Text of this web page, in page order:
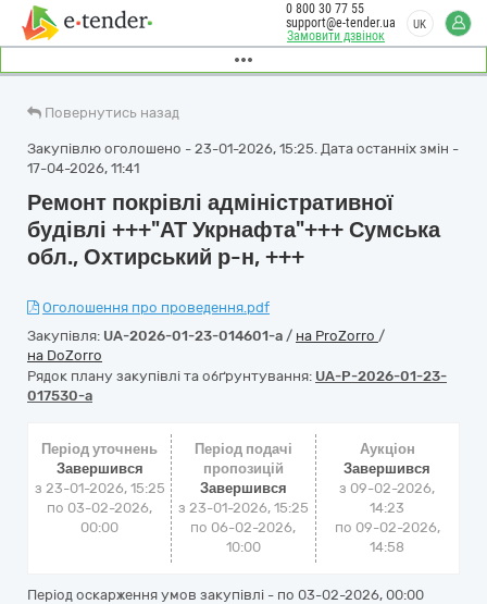
Замовити дзвінок
0 800 30 77 55
support@e-tender.ua
UK
Повернутись назад
Закупівлю оголошено - 23-01-2026, 15:25. Дата останніх змін -
17-04-2026, 11:41
Ремонт покрівлі адміністративної
будівлі +++"АТ Укрнафта"+++ Сумська
обл., Охтирський р-н, +++
Оголошення про проведення.pdf
Закупівля: UA-2026-01-23-014601-a / на ProZorro /
на DoZorro
Рядок плану закупівлі та обґрунтування: UA-P-2026-01-23-
017530-a
Період уточнень
Завершився
з 23-01-2026, 15:25
по 03-02-2026,
00:00
Період подачі
пропозицій
Завершився
з 23-01-2026, 15:25
по 06-02-2026,
10:00
Аукціон
Завершився
з 09-02-2026,
14:23
по 09-02-2026,
14:58
Період оскарження умов закупівлі - по 03-02-2026, 00:00